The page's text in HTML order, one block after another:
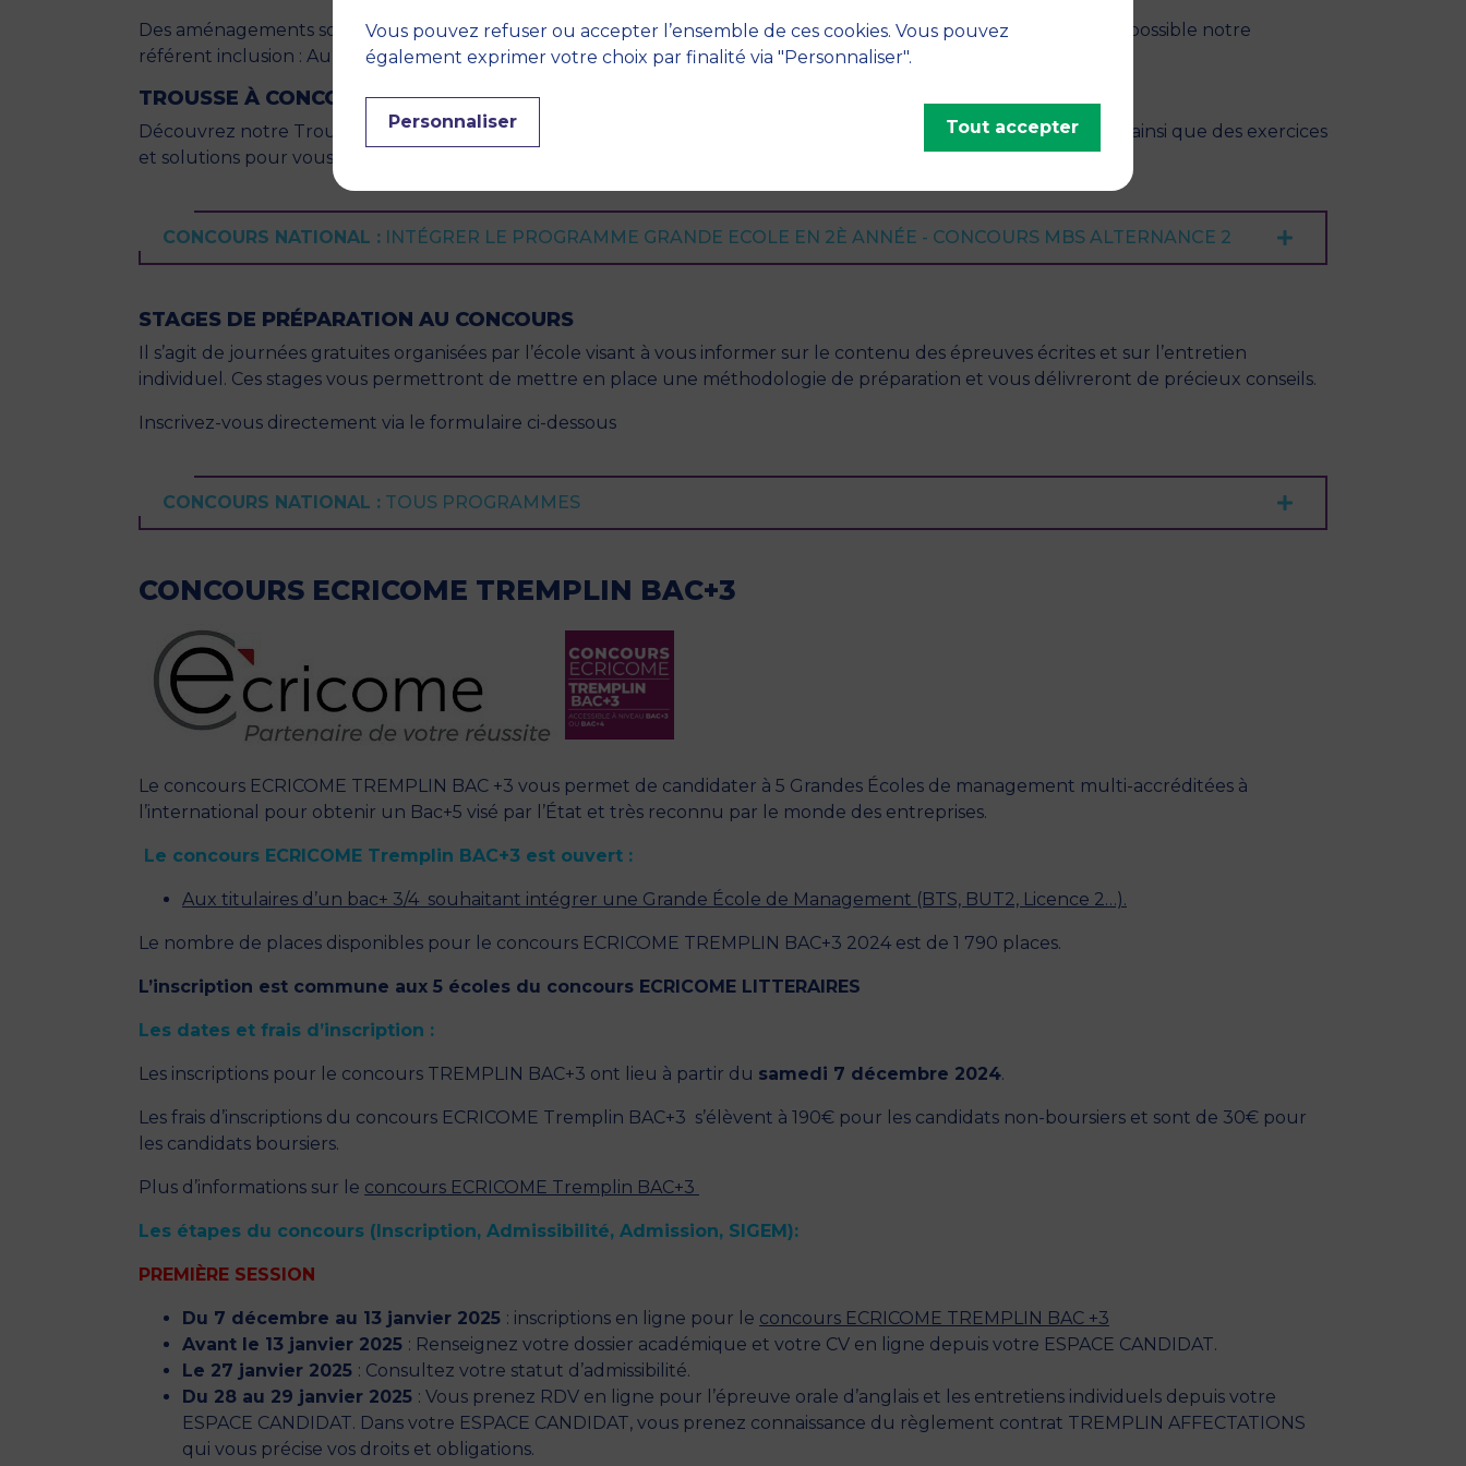
Des aménagements sont possibles pour les épreuves écrites et orales. Pour ce faire, veuillez contacter le plus tôt possible notre
référent inclusion : Aurélie Grave
TROUSSE À CONCOURS
Découvrez notre Trousse à Concours contenant de nombreux outils, dont une présentation de chaque épreuve ainsi que des exercices
et solutions pour vous entraîner au concours !
CONCOURS NATIONAL : INTÉGRER LE PROGRAMME GRANDE ECOLE EN 2È ANNÉE - CONCOURS MBS ALTERNANCE 2
STAGES DE PRÉPARATION AU CONCOURS
Il s’agit de journées gratuites organisées par l’école visant à vous informer sur le contenu des épreuves écrites et sur l’entretien
individuel. Ces stages vous permettront de mettre en place une méthodologie de préparation et vous délivreront de précieux conseils.
Inscrivez-vous directement via le formulaire ci-dessous
CONCOURS NATIONAL : TOUS PROGRAMMES
CONCOURS ECRICOME TREMPLIN BAC+3
Le concours ECRICOME TREMPLIN BAC +3 vous permet de candidater à 5 Grandes Écoles de management multi-accréditées à
l’international pour obtenir un Bac+5 visé par l’État et très reconnu par le monde des entreprises.
Le concours ECRICOME Tremplin BAC+3 est ouvert :
Aux titulaires d’un bac+ 3/4 souhaitant intégrer une Grande École de Management (BTS, BUT2, Licence 2…).
Le nombre de places disponibles pour le concours ECRICOME TREMPLIN BAC+3 2024 est de 1 790 places.
L’inscription est commune aux 5 écoles du concours ECRICOME LITTERAIRES
Les dates et frais d’inscription :
Les inscriptions pour le concours TREMPLIN BAC+3 ont lieu à partir du samedi 7 décembre 2024.
Les frais d’inscriptions du concours ECRICOME Tremplin BAC+3 s’élèvent à 190€ pour les candidats non-boursiers et sont de 30€ pour
les candidats boursiers.
Plus d’informations sur le concours ECRICOME Tremplin BAC+3
Les étapes du concours (Inscription, Admissibilité, Admission, SIGEM):
PREMIÈRE SESSION
Du 7 décembre au 13 janvier 2025 : inscriptions en ligne pour le concours ECRICOME TREMPLIN BAC +3
Avant le 13 janvier 2025 : Renseignez votre dossier académique et votre CV en ligne depuis votre ESPACE CANDIDAT.
Le 27 janvier 2025 : Consultez votre statut d’admissibilité.
Du 28 au 29 janvier 2025 : Vous prenez RDV en ligne pour l’épreuve orale d’anglais et les entretiens individuels depuis votre
ESPACE CANDIDAT. Dans votre ESPACE CANDIDAT, vous prenez connaissance du règlement contrat TREMPLIN AFFECTATIONS
qui vous précise vos droits et obligations.
Vous pouvez refuser ou accepter l’ensemble de ces cookies. Vous pouvez
également exprimer votre choix par finalité via "Personnaliser".
Personnaliser Tout accepter